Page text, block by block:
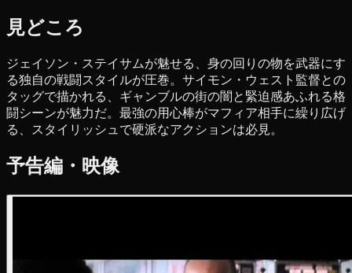
見どころ
ジェイソン・ステイサムが魅せる、身の回りの物を武器にす
る独自の戦闘スタイルが圧巻。サイモン・ウェスト監督との
タッグで描かれる、ギャンブルの街の闇と緊迫感あふれる格
闘シーンが魅力だ。最強の用心棒がマフィア相手に繰り広げ
る、スタイリッシュで硬派なアクションは必見。
予告編・映像